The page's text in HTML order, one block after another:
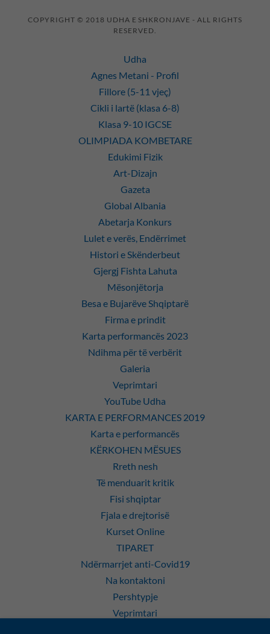
COPYRIGHT © 2018 UDHA E SHKRONJAVE - ALL RIGHTS
RESERVED.
Udha
Agnes Metani - Profil
Fillore (5-11 vjeç)
Cikli i lartë (klasa 6-8)
Klasa 9-10 IGCSE
OLIMPIADA KOMBETARE
Edukimi Fizik
Art-Dizajn
Gazeta
Global Albania
Abetarja Konkurs
Lulet e verës, Endërrimet
Histori e Skënderbeut
Gjergj Fishta Lahuta
Mësonjëtorja
Besa e Bujarëve Shqiptarë
Firma e prindit
Karta performancës 2023
Ndihma për të verbërit
Galeria
Veprimtari
YouTube Udha
KARTA E PERFORMANCES 2019
Karta e performancës
KËRKOHEN MËSUES
Rreth nesh
Të menduarit kritik
Fisi shqiptar
Fjala e drejtorisë
Kurset Online
TIPARET
Ndërmarrjet anti-Covid19
Na kontaktoni
Pershtypje
Veprimtari